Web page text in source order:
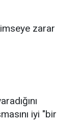
zarar
iyi "bir